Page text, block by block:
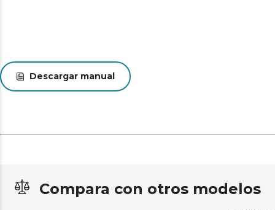
Descargar manual
Compara con otros modelos